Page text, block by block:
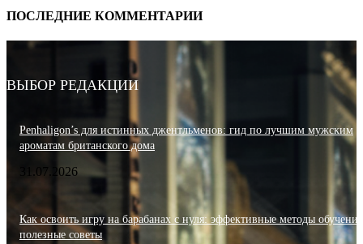
ПОСЛЕДНИЕ КОММЕНТАРИИ
ВЫБОР РЕДАКЦИИ
Penhaligon’s для истинных джентльменов: гид по лучшим мужским
ароматам британского дома
31.07.2026
Как освоить игру на барабанах с нуля: эффективные методы
полезные советы